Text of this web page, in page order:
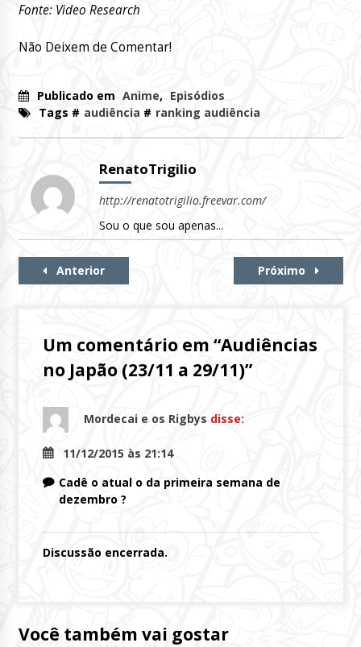
Fonte: Video Research
Não Deixem de Comentar!
Publicado em Anime, Episódios
Tags # audiência # ranking audiência
RenatoTrigilio
http://renatotrigilio.freevar.com/
Sou o que sou apenas...
Continue
Anterior Próximo
Um comentário em “Audiências
no Japão (23/11 a 29/11)”
Mordecai e os Rigbys disse:
11/12/2015 às 21:14
Cadê o atual o da primeira semana de
dezembro ?
Discussão encerrada.
Você também vai gostar